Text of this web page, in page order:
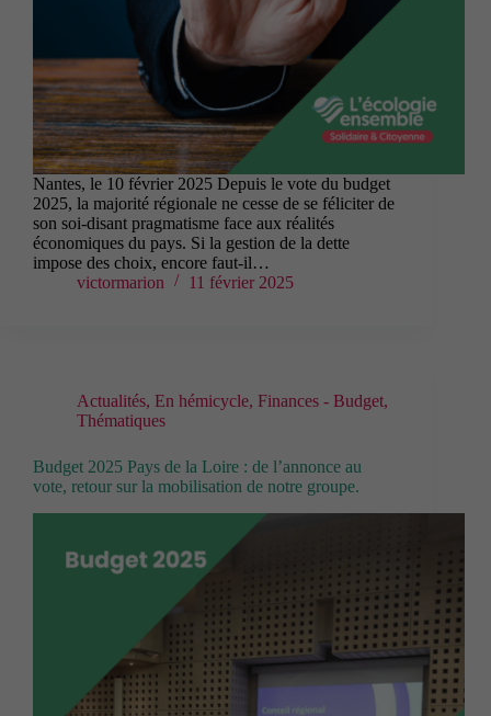
Nantes, le 10 février 2025 Depuis le vote du budget
2025, la majorité régionale ne cesse de se féliciter de
son soi-disant pragmatisme face aux réalités
économiques du pays. Si la gestion de la dette
impose des choix, encore faut-il…
victormarion
11 février 2025
Actualités, En hémicycle, Finances - Budget,
Thématiques
Budget 2025 Pays de la Loire : de l’annonce au
vote, retour sur la mobilisation de notre groupe.
Cookies
fonctionnels
Ces cookies
techniques
permettent la